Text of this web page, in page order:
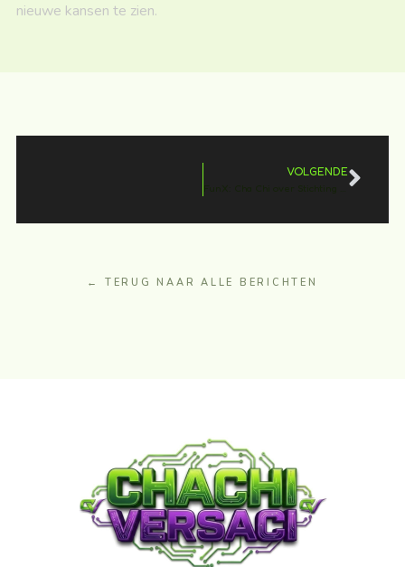
nieuwe kansen te zien.
VOLGENDE
← TERUG NAAR ALLE BERICHTEN